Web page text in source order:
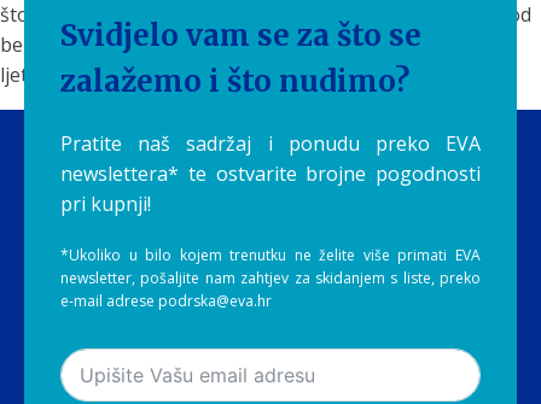
što
zna i može. Pustite mašti na volju, od
bezalkoholnih koktela pa sve do koje kapi gina ili ruma
ljeto će bit izabavnije i zdravije!
Svidjelo vam se za što se
zalažemo i što nudimo?
Pratite naš sadržaj i ponudu preko EVA
newslettera* te ostvarite brojne pogodnosti
pri kupnji!
*Ukoliko u bilo kojem trenutku ne želite više primati EVA
newsletter, pošaljite nam zahtjev za skidanjem s liste, preko
e-mail adrese podrska@eva.hr